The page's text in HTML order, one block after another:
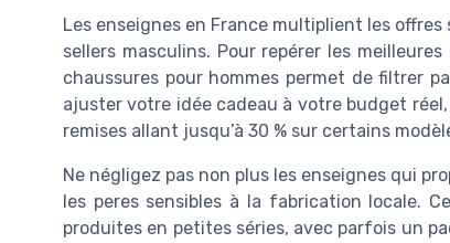
Les enseignes en France multiplient les
sellers masculins. Pour repérer les
chaussures pour hommes permet de filtrer
ajuster votre idée cadeau à votre budget
remises allant jusqu’à 30 % sur certains
Ne négligez pas non plus les enseignes qui
les peres sensibles à la fabrication locale.
produites en petites séries, avec parfois un